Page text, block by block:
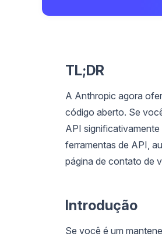
TL;DR
A Anthropic agora
código aberto. Se
API
ferramentas de API,
página de contato de
Introdução
Se você é um